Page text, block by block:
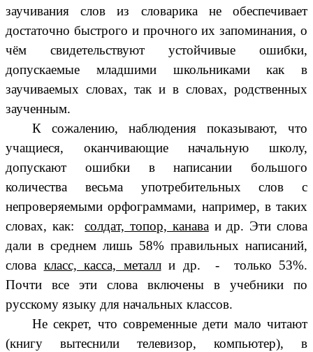
заучивания слов из словарика не обеспечивает
достаточно быстрого и прочного их запоминания, о
чём свидетельствуют устойчивые ошибки,
допускаемые младшими школьниками как в
заучиваемых словах, так и в словах, родственных
заученным.
К сожалению, наблюдения показывают, что
учащиеся, оканчивающие начальную школу,
допускают ошибки в написании большого
количества весьма употребительных слов с
непроверяемыми орфограммами, например, в таких
словах, как:солдат, топор, канаваи др. Эти слова
дали в среднем лишь 58% правильных написаний,
слова класс, касса, металли др. - только 53%.
Почти все эти слова включены в учебники по
русскому языку для начальных классов.
Не секрет, что современные дети мало читают
(книгу вытеснили телевизор, компьютер), в